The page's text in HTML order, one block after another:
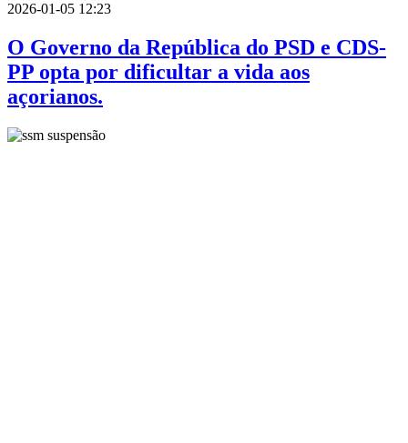
2026-01-05 12:23
O Governo da República do PSD e CDS-
PP opta por dificultar a vida aos
açorianos.